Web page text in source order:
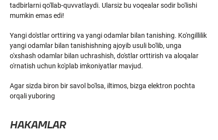
tadbirlarni qo'llab-quvvatlaydi. Ularsiz bu voqealar sodir bo'lishi
mumkin emas edi!
Yangi do'stlar orttiring va yangi odamlar bilan tanishing. Ko'ngillilik
yangi odamlar bilan tanishishning ajoyib usuli bo'lib, unga
o'xshash odamlar bilan uchrashish, do'stlar orttirish va aloqalar
o'rnatish uchun ko'plab imkoniyatlar mavjud.
Agar sizda biron bir savol bo'lsa, iltimos, bizga elektron pochta
orqali yuboring
HAKAMLAR